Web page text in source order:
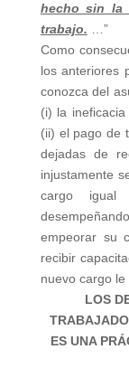
hecho sin la
trabajo. …”
Como
los anteriores
conozca del
(i) la
(ii) el pago de
dejadas de
injustamente
cargo
empeorar su
recibir
nuevo cargo le
LOS
ES UNA